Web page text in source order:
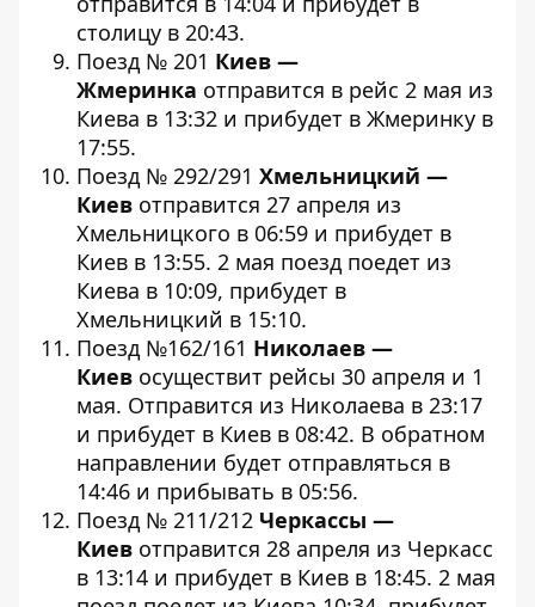
столицу в 20:43.
Поезд № 201 Киев —
Жмеринка отправится в рейс 2 мая из
Киева в 13:32 и прибудет в Жмеринку в
17:55.
Поезд № 292/291 Хмельницкий —
Киев отправится 27 апреля из
Хмельницкого в 06:59 и прибудет в
Киев в 13:55. 2 мая поезд поедет из
Киева в 10:09, прибудет в
Хмельницкий в 15:10.
Поезд №162/161 Николаев —
Киев осуществит рейсы 30 апреля и 1
мая. Отправится из Николаева в 23:17
и прибудет в Киев в 08:42. В обратном
направлении будет отправляться в
14:46 и прибывать в 05:56.
Поезд № 211/212 Черкассы —
Киев отправится 28 апреля из Черкасс
в 13:14 и прибудет в Киев в 18:45. 2 мая